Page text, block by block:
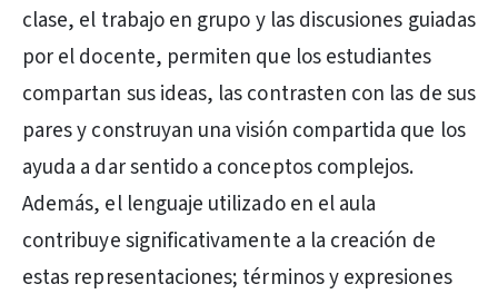
clase, el trabajo en grupo y las discusiones guiadas
por el docente, permiten que los estudiantes
compartan sus ideas, las contrasten con las de sus
pares y construyan una visión compartida que los
ayuda a dar sentido a conceptos complejos.
Además, el lenguaje utilizado en el aula
contribuye significativamente a la creación de
estas representaciones; términos y expresiones